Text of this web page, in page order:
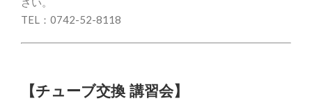
TEL：0742-52-8118
【チューブ交換 講習会】